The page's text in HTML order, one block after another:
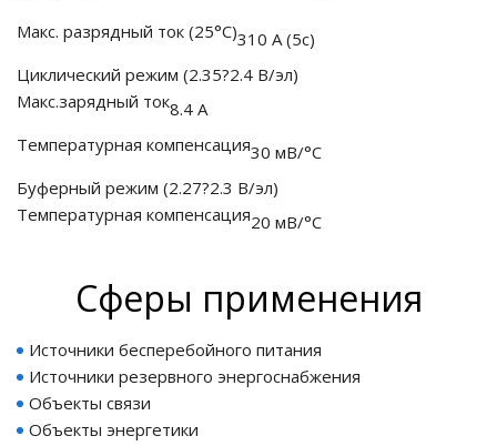
установки
"Фалина"
Макс. разрядный ток (25°С)310 А (5с)
Циклический режим (2.35?2.4 В/эл)
Макс.зарядный ток8.4 А
Температурная компенсация30 мВ/°С
Буферный режим (2.27?2.3 В/эл)
Температурная компенсация20 мВ/°С
Cферы применения
Источники бесперебойного питания
Источники резервного энергоснабжения
Объекты связи
Объекты энергетики